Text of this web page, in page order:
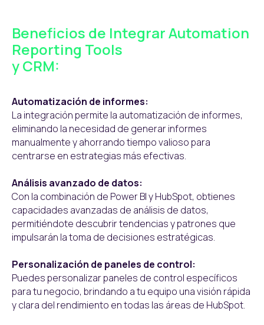
Beneficios de Integrar Automation
Reporting Tools
y CRM:
Automatización de informes:
La integración permite la automatización de informes,
eliminando la necesidad de generar informes
manualmente y ahorrando tiempo valioso para
centrarse en estrategias más efectivas.
Análisis avanzado de datos:
Con la combinación de Power BI y HubSpot, obtienes
capacidades avanzadas de análisis de datos,
permitiéndote descubrir tendencias y patrones que
impulsarán la toma de decisiones estratégicas.
Personalización de paneles de control:
Puedes personalizar paneles de control específicos
para tu negocio, brindando a tu equipo una visión rápida
y clara del rendimiento en todas las áreas de HubSpot.